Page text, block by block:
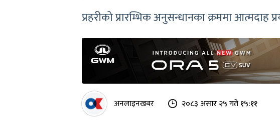
प्रहरीको प्रारम्भिक अनुसन्धानका क्रममा आत्मदाह
अनलाइनखबर २०८३ असार २५ गते १५:११